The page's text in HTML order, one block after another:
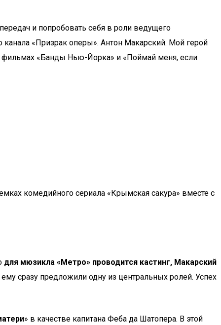
и попробовать себя в роли ведущего
канала «Призрак оперы». Антон Макарский. Мой герой
фильмах «Банды Нью-Йорка» и «Поймай меня, если
комедийного сериала «Крымская сакура» вместе с
для мюзикла «Метро» проводится кастинг, Макарский
сразу предложили одну из центральных ролей. Успех
» в качестве капитана Феба да Шатопера. В этой